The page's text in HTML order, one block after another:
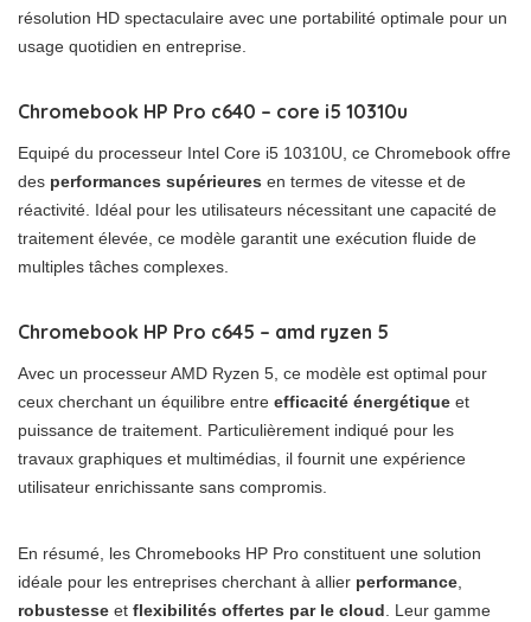
résolution HD spectaculaire avec une portabilité optimale pour un
usage quotidien en entreprise.
Chromebook HP Pro c640 – core i5 10310u
Equipé du processeur Intel Core i5 10310U, ce Chromebook offre
des performances supérieures en termes de vitesse et de
réactivité. Idéal pour les utilisateurs nécessitant une capacité de
traitement élevée, ce modèle garantit une exécution fluide de
multiples tâches complexes.
Chromebook HP Pro c645 – amd ryzen 5
Avec un processeur AMD Ryzen 5, ce modèle est optimal pour
ceux cherchant un équilibre entre efficacité énergétique et
puissance de traitement. Particulièrement indiqué pour les
travaux graphiques et multimédias, il fournit une expérience
utilisateur enrichissante sans compromis.
En résumé, les Chromebooks HP Pro constituent une solution
idéale pour les entreprises cherchant à allier performance
robustesse et flexibilités offertes par le cloud . Leur gamme